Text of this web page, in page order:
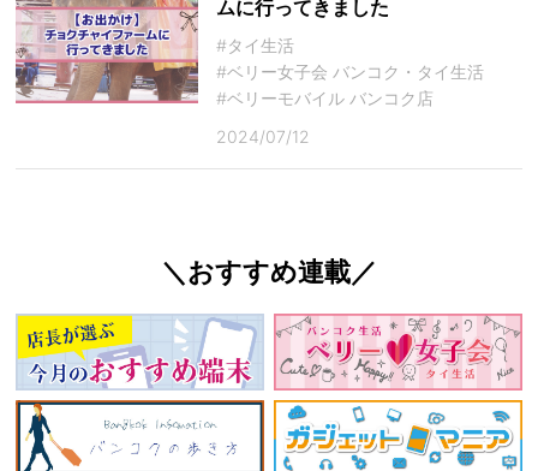
ムに行ってきました
#タイ生活
#ベリー女子会 バンコク・タイ生活
#ベリーモバイル バンコク店
2024/07/12
＼おすすめ連載／